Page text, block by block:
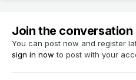
Join the conversation
You can post now and register
sign in now to post with your